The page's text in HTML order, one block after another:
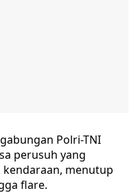
Polri-TNI
perusuh yang
menutup
flare.